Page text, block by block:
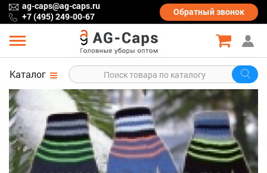
ag-caps@ag-caps.ru
+7 (495) 249-00-67
Обратныйзвонок
Каталог